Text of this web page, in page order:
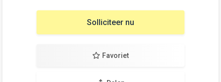
Solliciteer nu
Favoriet